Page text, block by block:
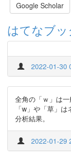
Google Scholar
はてなブッ
2022-01-30
全角の「ｗ」は
「w」や「草」
分析結果。
2022-01-29